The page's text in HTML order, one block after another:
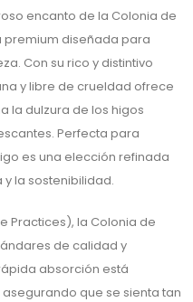
encanto de la Colonia de
premium diseñada para
Con su rico y distintivo
y libre de crueldad ofrece
la dulzura de los higos
Perfecta para
es una elección refinada
la sostenibilidad.
Practices), la Colonia de
de calidad y
absorción está
que se sienta tan